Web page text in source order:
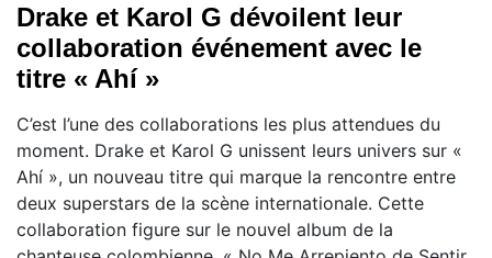
Drake et Karol G dévoilent leur
collaboration événement avec le
titre « Ahí »
C’est l’une des collaborations les plus attendues du
moment. Drake et Karol G unissent leurs univers sur «
Ahí », un nouveau titre qui marque la rencontre entre
deux superstars de la scène internationale. Cette
collaboration figure sur le nouvel album de la